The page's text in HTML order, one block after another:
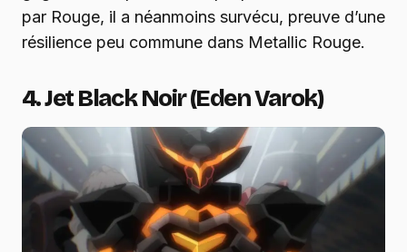
par Rouge, il a néanmoins survécu, preuve d’une
résilience peu commune dans Metallic Rouge.
4. Jet Black Noir (Eden Varok)